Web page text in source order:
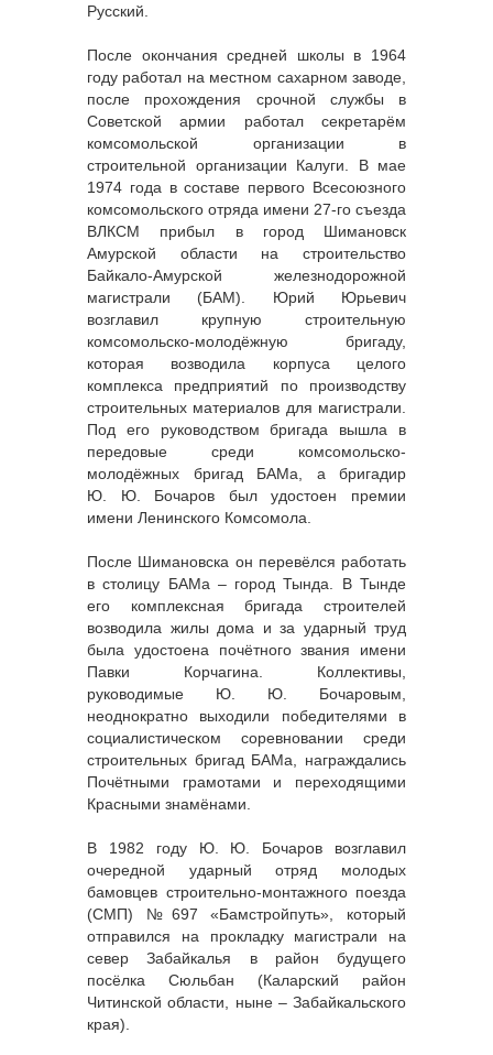
Русский.
После окончания средней школы в 1964
году работал на местном сахарном заводе,
после прохождения срочной службы в
Советской армии работал секретарём
комсомольской организации в
строительной организации Калуги. В мае
1974 года в составе первого Всесоюзного
комсомольского отряда имени 27-го съезда
ВЛКСМ прибыл в город Шимановск
Амурской области на строительство
Байкало-Амурской железнодорожной
магистрали (БАМ). Юрий Юрьевич
возглавил крупную строительную
комсомольско-молодёжную бригаду,
которая возводила корпуса целого
комплекса предприятий по производству
строительных материалов для магистрали.
Под его руководством бригада вышла в
передовые среди комсомольско-
молодёжных бригад БАМа, а бригадир
Ю. Ю. Бочаров был удостоен премии
имени Ленинского Комсомола.
После Шимановска он перевёлся работать
в столицу БАМа – город Тында. В Тынде
его комплексная бригада строителей
возводила жилы дома и за ударный труд
была удостоена почётного звания имени
Павки Корчагина. Коллективы,
руководимые Ю. Ю. Бочаровым,
неоднократно выходили победителями в
социалистическом соревновании среди
строительных бригад БАМа, награждались
Почётными грамотами и переходящими
Красными знамёнами.
В 1982 году Ю. Ю. Бочаров возглавил
очередной ударный отряд молодых
бамовцев строительно-монтажного поезда
(СМП) №697 «Бамстройпуть», который
отправился на прокладку магистрали на
север Забайкалья в район будущего
посёлка Сюльбан (Каларский район
Читинской области, ныне – Забайкальского
края).